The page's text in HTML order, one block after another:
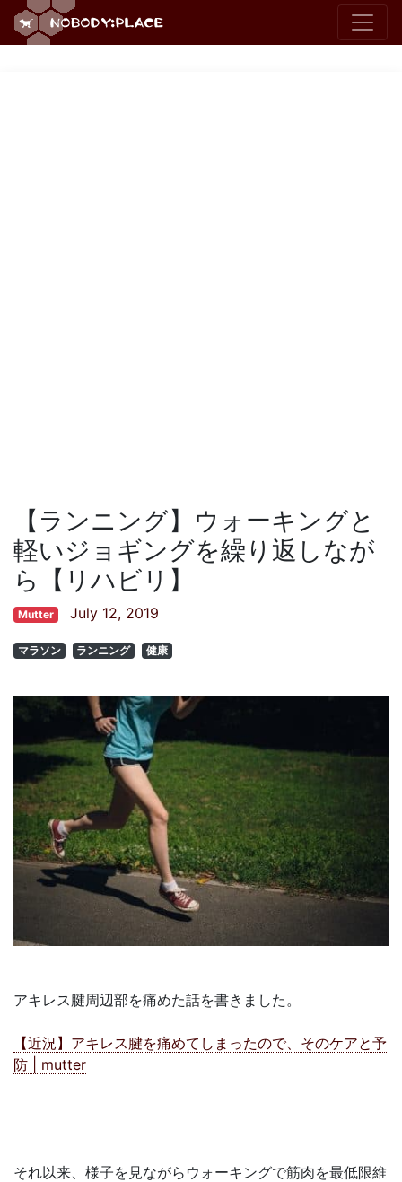
【ランニング】ウォーキングと
軽いジョギングを繰り返しなが
ら【リハビリ】
Mutter July 12, 2019
マラソン ランニング 健康
アキレス腱周辺部を痛めた話を書きました。
【近況】アキレス腱を痛めてしまったので、そのケアと予
防 | mutter
それ以来、様子を見ながらウォーキングで筋肉を最低限維